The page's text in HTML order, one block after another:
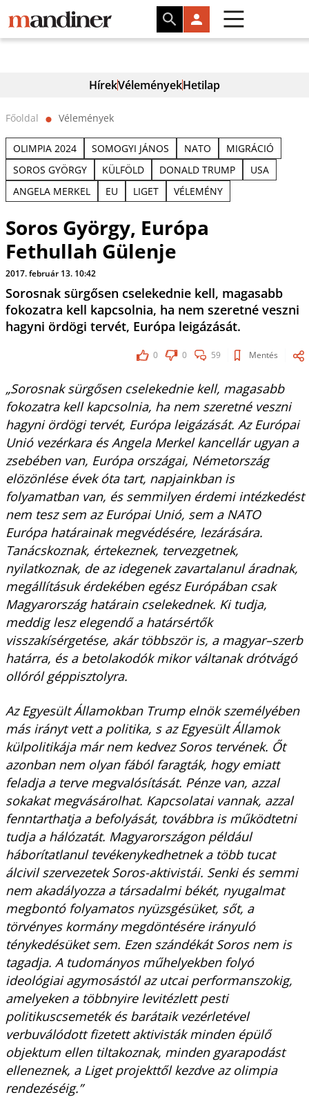
HírekVéleményekHetilap
Főoldal ⬤ Vélemények
OLIMPIA 2024 SOMOGYI JÁNOS NATO
MIGRÁCIÓ
SOROS GYÖRGY
KÜLFÖLD DONALD TRUMP
USA
ANGELA MERKEL
EU LIGET VÉLEMÉNY
Soros György, Európa
Fethullah Gülenje
2017. február 13. 10:42
Sorosnak sürgősen cselekednie kell, magasabb
fokozatra kell kapcsolnia, ha nem szeretné veszni
hagyni ördögi tervét, Európa leigázását.
0 0 59 Mentés
„Sorosnak sürgősen cselekednie kell, magasabb
fokozatra kell kapcsolnia, ha nem szeretné veszni
hagyni ördögi tervét, Európa leigázását. Az Európai
Unió vezérkara és Angela Merkel kancellár ugyan a
zsebében van, Európa országai, Németország
elözönlése évek óta tart, napjainkban is
folyamatban van, és semmilyen érdemi intézkedést
nem tesz sem az Európai Unió, sem a NATO
Európa határainak megvédésére, lezárására.
Tanácskoznak, értekeznek, tervezgetnek,
nyilatkoznak, de az idegenek zavartalanul áradnak,
megállításuk érdekében egész Európában csak
Magyarország határain cselekednek. Ki tudja,
meddig lesz elegendő a határsértők
visszakísérgetése, akár többször is, a magyar–szerb
határra, és a betolakodók mikor váltanak drótvágó
ollóról géppisztolyra.
Az Egyesült Államokban Trump elnök személyében
más irányt vett a politika, s az Egyesült Államok
külpolitikája már nem kedvez Soros tervének. Őt
azonban nem olyan fából faragták, hogy emiatt
feladja a terve megvalósítását. Pénze van, azzal
sokakat megvásárolhat. Kapcsolatai vannak, azzal
fenntarthatja a befolyását, továbbra is működtetni
tudja a hálózatát. Magyarországon például
háborítatlanul tevékenykedhetnek a több tucat
álcivil szervezetek Soros-aktivistái. Senki és semmi
nem akadályozza a társadalmi békét, nyugalmat
megbontó folyamatos nyüzsgésüket, sőt, a
törvényes kormány megdöntésére irányuló
ténykedésüket sem. Ezen szándékát Soros nem is
tagadja. A tudományos műhelyekben folyó
ideológiai agymosástól az utcai performanszokig,
amelyeken a többnyire levitézlett pesti
politikuscsemeték és barátaik vezérletével
verbuválódott fizetett aktivisták minden épülő
objektum ellen tiltakoznak, minden gyarapodást
elleneznek, a Liget projekttől kezdve az olimpia
rendezéséig.”